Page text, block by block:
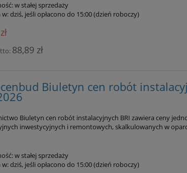
Informacja o cenach
elektrycznych IME 2
104,00 zł
do koszyka
Sekocenbud
104,00 zł
w stałej sprzedaży
w:dziś, jeśli opłacono do 15:00 (dzień roboczy)
88,89 zł
Biuletyn cen robót
Biuletyn cen robót instalacyjnych BRI zawiera ceny
inwestycyjnych i remontowych, skalkulowanych w
w stałej sprzedaży
w:dziś, jeśli opłacono do 15:00 (dzień roboczy)